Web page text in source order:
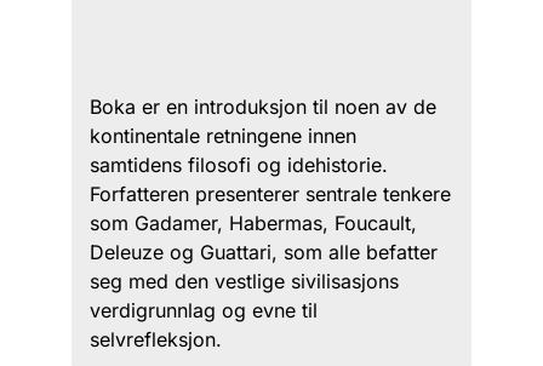
Boka er en introduksjon til noen av de
kontinentale retningene innen
samtidens filosofi og idehistorie.
Forfatteren presenterer sentrale tenkere
som Gadamer, Habermas, Foucault,
Deleuze og Guattari, som alle befatter
seg med den vestlige sivilisasjons
verdigrunnlag og evne til
selvrefleksjon.